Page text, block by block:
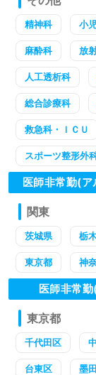
精神科 小
麻酔科 放
人工透析科
総合診療科
救急科・ＩＣＵ
スポーツ整形外
医師非常勤(
関東
茨城県 栃
東京都 神
医師非常
東京都
千代田区
台東区 墨